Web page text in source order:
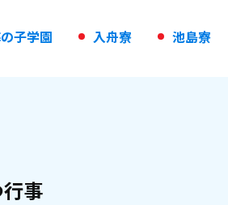
の子学園 入舟寮 池島寮
事